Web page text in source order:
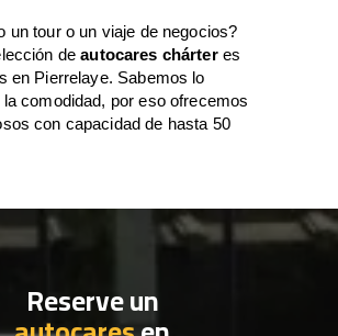
un tour o un viaje de negocios?
deautocares chárteres
en Pierrelaye. Sabemos lo
comodidad, por eso ofrecemos
con capacidad de hasta 50
Reserve un